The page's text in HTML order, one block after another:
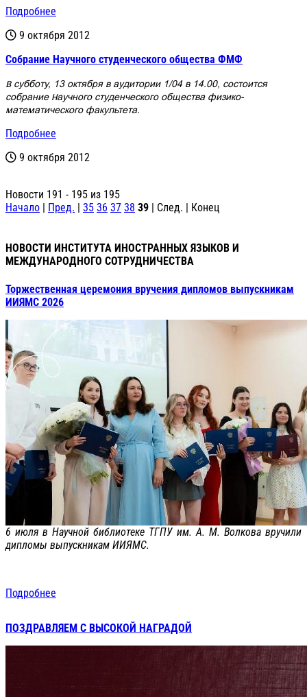
Подробнее
9 октября 2012
Cобрание Научного студенческого общества ФМФ
В субботу, 13 октября в аудитории 1/04 в 14.00, состоится
собрание Научного студенческого общества физико-
математического факультета.
Подробнее
9 октября 2012
Новости 191 - 195 из 195
Начало | Пред. | 35 36 37 38 39 | След. | Конец
НОВОСТИ ИНСТИТУТА ИНОСТРАННЫХ ЯЗЫКОВ И
МЕЖДУНАРОДНОГО СОТРУДНИЧЕСТВА
Торжественная церемония вручения дипломов выпускникам
ИИЯМС 2026
6 июля в Научной библиотеке ТГПУ им. А. М. Волкова вручили
дипломы выпускникам ИИЯМС.
Подробнее
ПОЗДРАВЛЯЕМ С ВЫСОКОЙ НАГРАДОЙ